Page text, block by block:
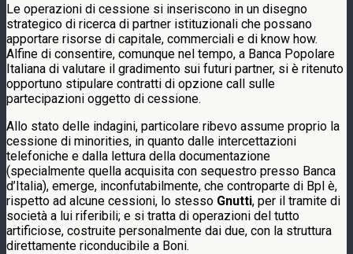
Le operazioni di cessione si inseriscono in un disegno
strategico di ricerca di partner istituzionali che possano
apportare risorse di capitale, commerciali e di know how.
Alfine di consentire, comunque nel tempo, a Banca Popolare
Italiana di valutare il gradimento sui futuri partner, si è ritenuto
opportuno stipulare contratti di opzione call sulle
partecipazioni oggetto di cessione.
Allo stato delle indagini, particolare ribevo assume proprio la
cessione di minorities, in quanto dalle intercettazioni
telefoniche e dalla lettura della documentazione
(specialmente quella acquisita con sequestro presso Banca
d’Italia), emerge, inconfutabilmente, che controparte di Bpl è,
rispetto ad alcune cessioni, lo stesso Gnutti, per il tramite di
società a lui riferibili; e si tratta di operazioni del tutto
artificiose, costruite personalmente dai due, con la struttura
direttamente riconducibile a Boni.